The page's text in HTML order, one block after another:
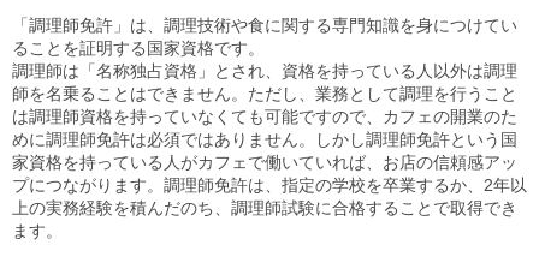
「調理師免許」は、調理技術や食に関する専門知識を身につけてい
ることを証明する国家資格です。
調理師は「名称独占資格」とされ、資格を持っている人以外は調理
師を名乗ることはできません。ただし、業務として調理を行うこと
は調理師資格を持っていなくても可能ですので、カフェの開業のた
めに調理師免許は必須ではありません。しかし調理師免許という国
家資格を持っている人がカフェで働いていれば、お店の信頼感アッ
プにつながります。調理師免許は、指定の学校を卒業するか、2年以
上の実務経験を積んだのち、調理師試験に合格することで取得でき
ます。